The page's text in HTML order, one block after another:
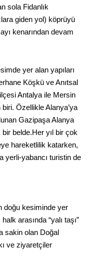
sola Fidanlık
giden yol) köprüyü
kenarından devam
yer alan yapıları
Köşkü ve Anıtsal
Antalya ile Mersin
Özellikle Alanya’ya
Gazipaşa Alanya
belde.Her yıl bir çok
hareketlilik katarken,
yerli-yabancı turistin de
doğu kesiminde yer
arasında “yalı taşı”
sakin olan Doğal
ve ziyaretçiler